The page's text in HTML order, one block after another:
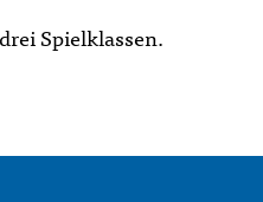
Spielklassen.